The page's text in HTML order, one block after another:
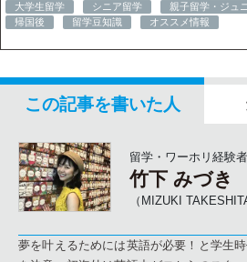
大学生留学
シニア留学 親子留学・ジュ
帰国後
留学豆知識 オススメ情報
この記事を書いた人
留学・ワーホリ経験者
竹下 みづき
（MIZUKI
夢を叶えるためには英語が必要！と学生